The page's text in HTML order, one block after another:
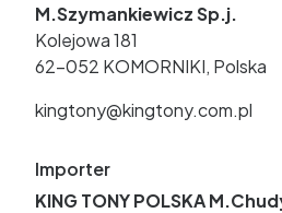
M.Szymankiewicz Sp.j.
Kolejowa 181
62-052 KOMORNIKI, Polska
kingtony@kingtony.com.pl
Importer
KING TONY POLSKA